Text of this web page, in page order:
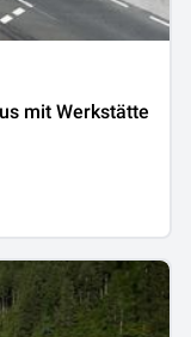
mit Werkstätte